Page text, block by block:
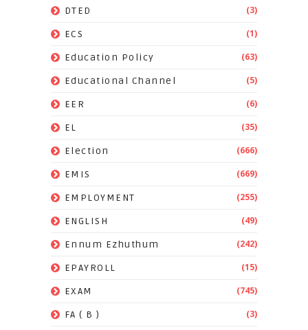
DTED (3)
ECS (1)
Education Policy (63)
Educational Channel (5)
EER (6)
EL (35)
Election (666)
EMIS (669)
EMPLOYMENT (255)
ENGLISH (49)
Ennum Ezhuthum (242)
EPAYROLL (15)
EXAM (745)
FA ( B ) (3)